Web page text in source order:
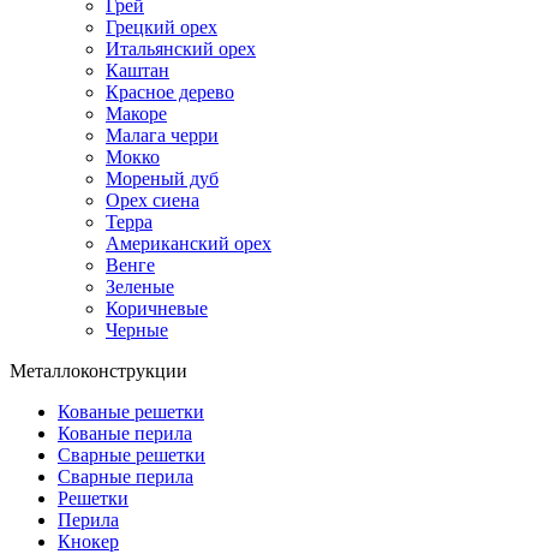
Грей
Грецкий орех
Итальянский орех
Каштан
Красное дерево
Макоре
Малага черри
Мокко
Мореный дуб
Орех сиена
Терра
Американский орех
Венге
Зеленые
Коричневые
Черные
Металлоконструкции
Кованые решетки
Кованые перила
Сварные решетки
Сварные перила
Решетки
Перила
Кнокер